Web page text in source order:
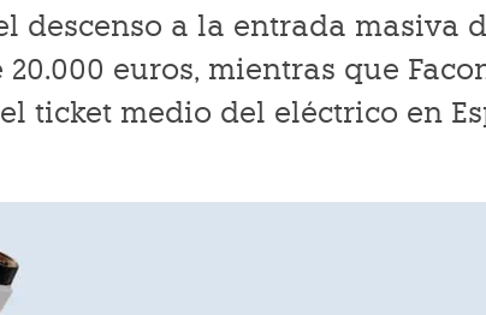
descenso a la entrada masiva
euros, mientras que
ticket medio del eléctrico en